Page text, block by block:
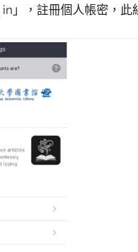
」，註冊個人帳密，